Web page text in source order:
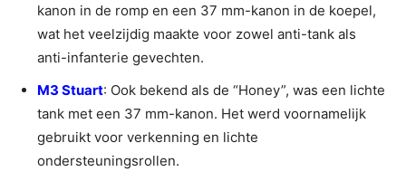
kanon in de romp en een 37 mm-kanon in de koepel,
wat het veelzijdig maakte voor zowel anti-tank als
anti-infanterie gevechten.
M3 Stuart: Ook bekend als de “Honey”, was een lichte
tank met een 37 mm-kanon. Het werd voornamelijk
gebruikt voor verkenning en lichte
ondersteuningsrollen.